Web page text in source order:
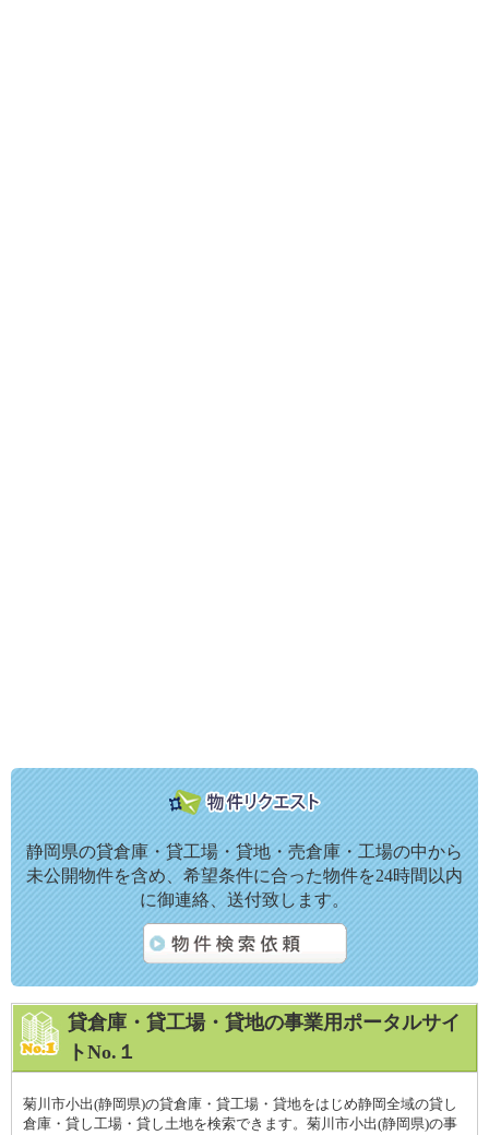
静岡県の貸倉庫・貸工場・貸地・売倉庫・工場の中から
未公開物件を含め、希望条件に合った物件を24時間以内
に御連絡、送付致します。
貸倉庫・貸工場・貸地の事業用ポータルサイ
トNo.１
菊川市小出(静岡県)の貸倉庫・貸工場・貸地をはじめ静岡全域の貸し
倉庫・貸し工場・貸し土地を検索できます。菊川市小出(静岡県)の事